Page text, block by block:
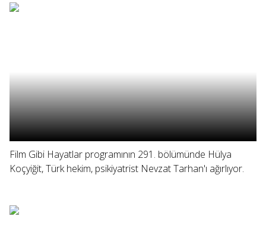
Film Gibi Hayatlar programının 291. bölümünde Hülya
Koçyiğit, Türk hekim, psikiyatrist Nevzat Tarhan'ı ağırlıyor.